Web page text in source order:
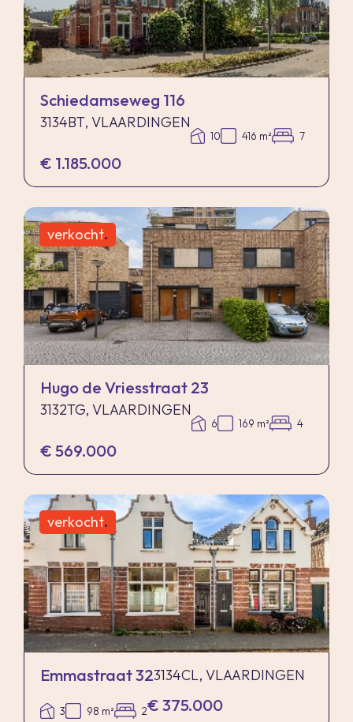
Schiedamseweg 116
3134BT, VLAARDINGEN
10 416 m² 7
€ 1.185.000
verkocht.
Hugo de Vriesstraat 23
3132TG, VLAARDINGEN
6 169 m² 4
€ 569.000
verkocht.
Emmastraat 323134CL, VLAARDINGEN
3 98 m² 2€ 375.000